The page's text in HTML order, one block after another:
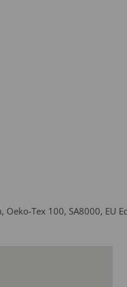
Tex 100, SA8000, EU